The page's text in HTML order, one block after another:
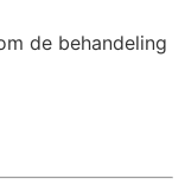
de behandeling